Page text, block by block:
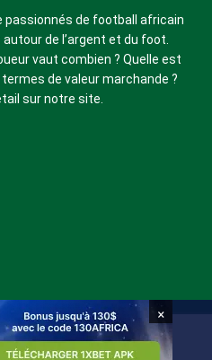
passionnés de football africain
de l’argent et du foot.
vaut combien ? Quelle est
de valeur marchande ?
sur notre site.
×